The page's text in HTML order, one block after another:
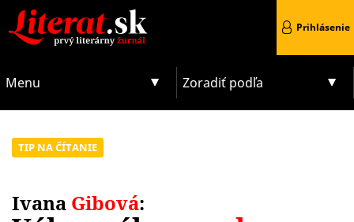
Menu Zoradiť podľa
Prihlásenie
TIP NA ČÍTANIE
Ivana Gibová: